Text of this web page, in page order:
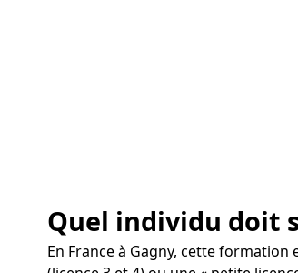
Quel individu doit
En France à Gagny, cette formation